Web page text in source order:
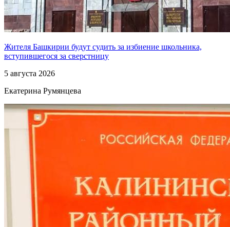
Жителя Башкирии будут судить за избиение школьника,
вступившегося за сверстницу
5 августа 2026
Екатерина Румянцева